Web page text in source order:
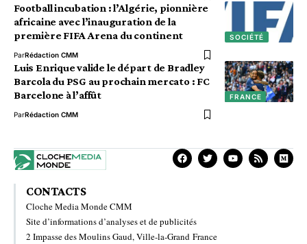
SOCIÉTÉ
Football incubation : l’Algérie, pionnière
africaine avec l’inauguration de la
première FIFA Arena du continent
ParRédaction CMM
FRANCE
Luis Enrique valide le départ de Bradley
Barcola du PSG au prochain mercato : FC
Barcelone à l’affût
ParRédaction CMM
CONTACTS
Cloche Media Monde CMM
Site d’informations d’analyses et de publicités
2 Impasse des Moulins Gaud, Ville-la-Grand France